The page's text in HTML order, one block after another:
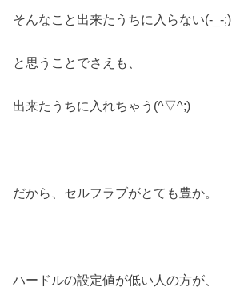
そんなこと出来たうちに入らない(-_-;)
と思うことでさえも、
出来たうちに入れちゃう(^▽^;)
だから、セルフラブがとても豊か。
ハードルの設定値が低い人の方が、